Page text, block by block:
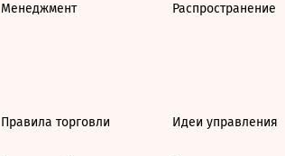
Менеджмент Распространение
Правила торговли Идеи управления